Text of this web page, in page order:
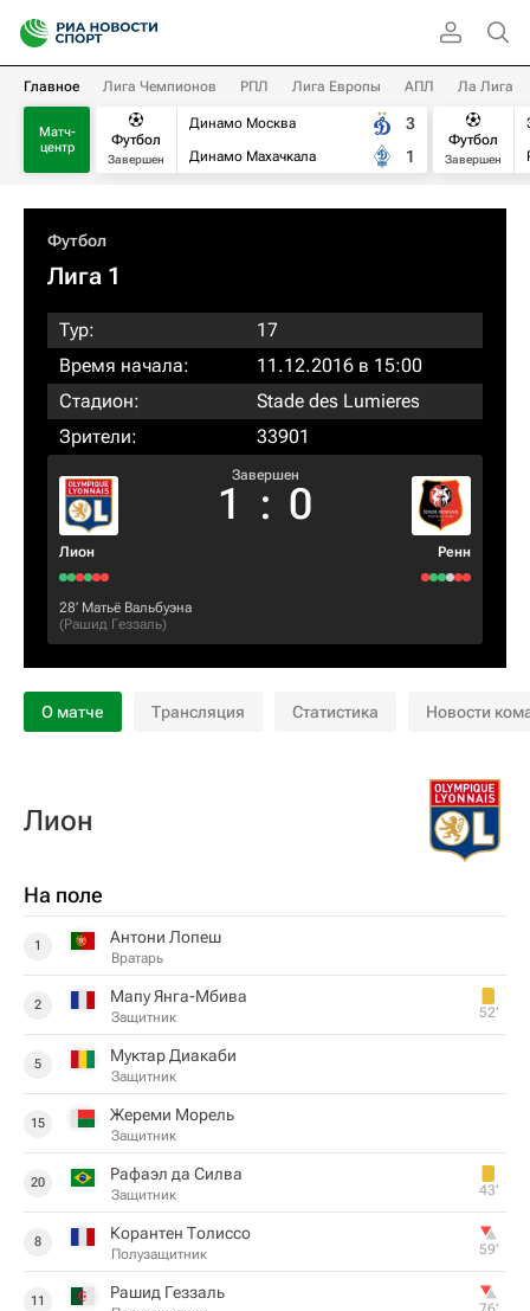
Главное Лига Чемпионов РПЛ Лига Европы АПЛ Ла Лига
Матч-
центр
Футбол
Завершен
Динамо Москва
Динамо Махачкала
3
1
Футбол
Завершен
Футбол
Лига 1
Тур:
17
Время начала:
11.12.2016 в 15:00
Стадион:
Stade des Lumieres
Зрители:
33901
Лион
Завершен
1 : 0
Ренн
28‎’‎ Матьё Вальбуэна
(Рашид Геззаль)
О матче Трансляция Статистика Новости
Лион
На поле
1 Антони Лопеш
Вратарь
2 Мапу Янга-Мбива
Защитник 52‎’‎
5 Муктар Диакаби
Защитник
15 Жереми Морель
Защитник
20 Рафаэл да Силва
Защитник 43‎’‎
8 Корантен Толиссо
Полузащитник 59‎’‎
11 Рашид Геззаль